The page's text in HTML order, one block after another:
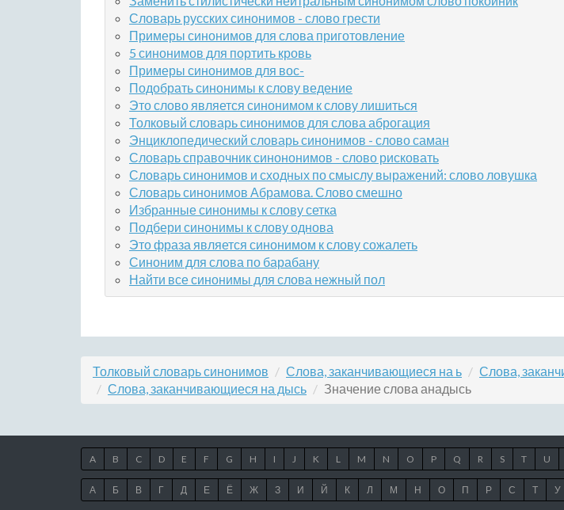
Словарь русских синонимов - слово грести
Примеры синонимов для слова приготовление
5 синонимов для портить кровь
Примеры синонимов для вос-
Подобрать синонимы к слову ведение
Это слово является синонимом к слову лишиться
Толковый словарь синонимов для слова аброгация
Энциклопедический словарь синонимов - слово саман
Словарь справочник синононимов - слово рисковать
Словарь синонимов и сходных по смыслу выражений: слово ловушка
Словарь синонимов Абрамова. Слово смешно
Избранные синонимы к слову сетка
Подбери синонимы к слову однова
Это фраза является синонимом к слову сожалеть
Синоним для слова по барабану
Найти все синонимы для слова нежный пол
Толковый словарь синонимов Слова, заканчивающиеся на ь Слова,
Слова, заканчивающиеся на дысь
Значение слова анадысь
A B C D E F G H I J K L M N O P Q R S T U
А Б В Г Д Е Ё Ж З И Й К Л М Н О П Р С Т У